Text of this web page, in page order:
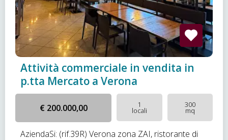
Attività commerciale in vendita in
p.tta Mercato a Verona
€ 200.000,00 1
locali
300
mq
AziendaSi: (rif.39R) Verona zona ZAI, ristorante di